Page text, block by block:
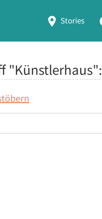
Stories
"Künstlerhaus":